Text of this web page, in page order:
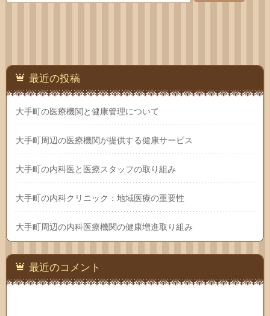
最近の投稿
大手町の医療機関と健康管理について
大手町周辺の医療機関が提供する健康サービス
大手町の内科医と医療スタッフの取り組み
大手町の内科クリニック：地域医療の重要性
大手町周辺の内科医療機関の健康増進取り組み
最近のコメント